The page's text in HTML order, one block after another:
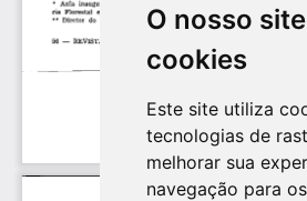
O nosso
cookies
Este site utiliza
tecnologias de
melhorar sua
navegação para